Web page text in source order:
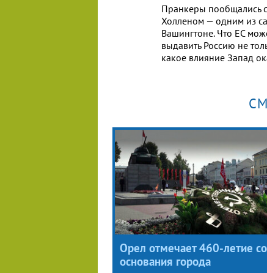
Пранкеры пообщались
Холленом — одним из
Вашингтоне. Что ЕС
выдавить Россию не
какое влияние Запад
Орел отмечает 460-летие
основания города